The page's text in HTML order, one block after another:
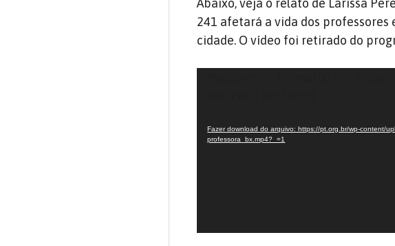
Abaixo, veja o relato de Larissa
241 afetará a vida dos
cidade. O vídeo foi retirado do
Fazer download do arquivo: https://pt.org.br/wp-content/
professora_bx.mp4?_=1